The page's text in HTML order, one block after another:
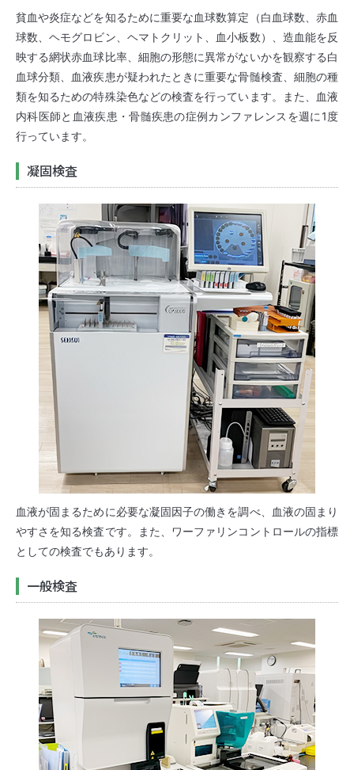
貧血や炎症などを知るために重要な血球数算定（白血球数、赤血
球数、ヘモグロビン、ヘマトクリット、血小板数）、造血能を反
映する網状赤血球比率、細胞の形態に異常がないかを観察する白
血球分類、血液疾患が疑われたときに重要な骨髄検査、細胞の種
類を知るための特殊染色などの検査を行っています。また、血液
内科医師と血液疾患・骨髄疾患の症例カンファレンスを週に1度
行っています。
凝固検査
血液が固まるために必要な凝固因子の働きを調べ、血液の固まり
やすさを知る検査です。また、ワーファリンコントロールの指標
としての検査でもあります。
一般検査